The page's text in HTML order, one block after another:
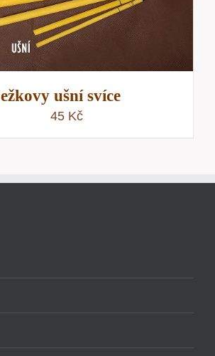
ušní svíce
45 Kč